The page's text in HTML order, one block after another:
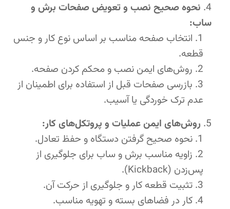
نحوه صحیح نصب و تعویض صفحات برش و
ساب:
انتخاب صفحه مناسب بر اساس نوع کار و جنس
قطعه.
روش‌های ایمن نصب و محکم کردن صفحه.
بازرسی صفحات قبل از استفاده برای اطمینان از
عدم ترک خوردگی یا آسیب.
روش‌های ایمن عملیات و پروتکل‌های کار:
نحوه صحیح گرفتن دستگاه و حفظ تعادل.
زاویه مناسب برش و ساب برای جلوگیری از
پس‌زدن (Kickback).
تثبیت قطعه کار و جلوگیری از حرکت آن.
کار در فضاهای بسته و تهویه مناسب.